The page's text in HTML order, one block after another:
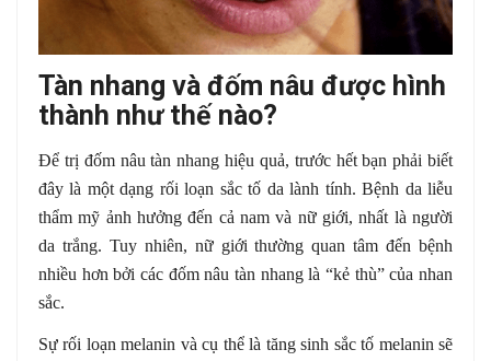
Tàn nhang và đốm nâu được hình
thành như thế nào?
Để trị đốm nâu tàn nhang hiệu quả, trước hết bạn phải biết
đây là một dạng rối loạn sắc tố da lành tính. Bệnh da liễu
thẩm mỹ ảnh hưởng đến cả nam và nữ giới, nhất là người
da trắng. Tuy nhiên, nữ giới thường quan tâm đến bệnh
nhiều hơn bởi các đốm nâu tàn nhang là “kẻ thù” của nhan
sắc.
Sự rối loạn melanin và cụ thể là tăng sinh sắc tố melanin sẽ